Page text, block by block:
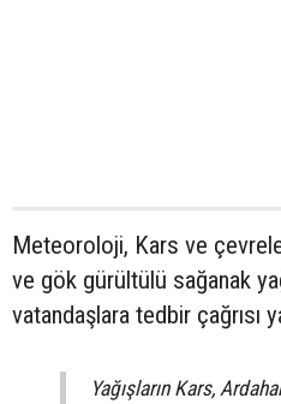
Meteoroloji, Kars ve
ve gök gürültülü sağanak
vatandaşlara tedbir çağrısı
Yağışların Kars,